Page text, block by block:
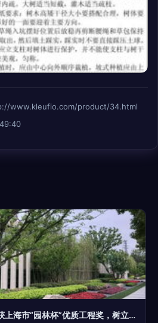
www.kleufio.com/product/34.html
农工商绿化花桥项目荣获上海市“园林杯”优质工程奖，树立园林绿化施工新标杆